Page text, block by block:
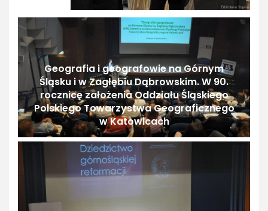
Geografia i geografowie na Górnym
Śląsku i w Zagłębiu Dąbrowskim. W 90.
rocznicę założenia Oddziału Śląskiego
Polskiego Towarzystwa Geograficznego
w Katowicach